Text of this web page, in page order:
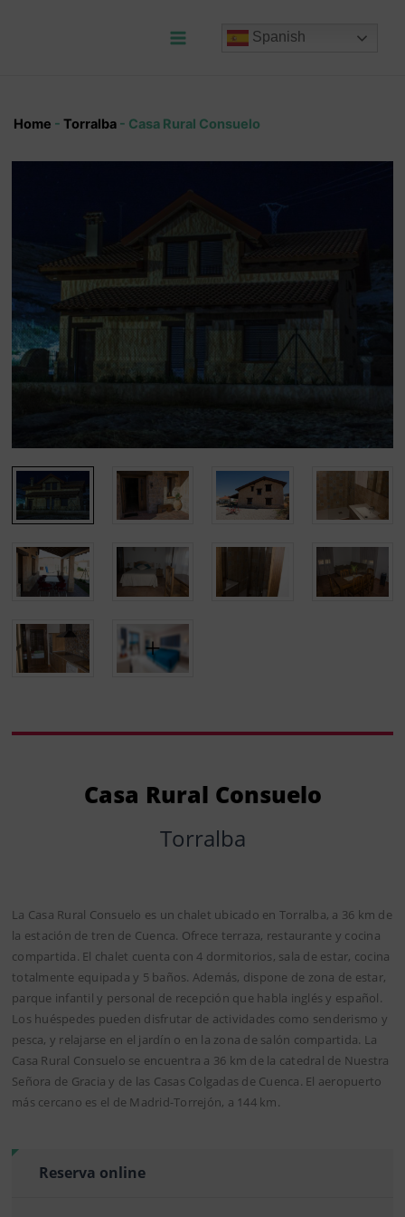
Spanish
Home - Torralba- Casa Rural Consuelo
Casa Rural Consuelo
Torralba
La Casa Rural Consuelo es un chalet ubicado en Torralba, a 36 km de
la estación de tren de Cuenca. Ofrece terraza, restaurante y cocina
compartida. El chalet cuenta con 4 dormitorios, sala de estar, cocina
totalmente equipada y 5 baños. Además, dispone de zona de estar,
parque infantil y personal de recepción que habla inglés y español.
Los huéspedes pueden disfrutar de actividades como senderismo y
pesca, y relajarse en el jardín o en la zona de salón compartida. La
Casa Rural Consuelo se encuentra a 36 km de la catedral de Nuestra
Señora de Gracia y de las Casas Colgadas de Cuenca. El aeropuerto
más cercano es el de Madrid-Torrejón, a 144 km.
Reserva online